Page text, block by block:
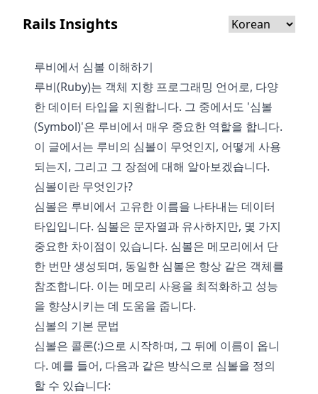
Rails Insights
루비에서 심볼 이해하기
루비(Ruby)는 객체 지향 프로그래밍 언어로, 다양
한 데이터 타입을 지원합니다. 그 중에서도 '심볼
(Symbol)'은 루비에서 매우 중요한 역할을 합니다.
이 글에서는 루비의 심볼이 무엇인지, 어떻게 사용
되는지, 그리고 그 장점에 대해 알아보겠습니다.
심볼이란 무엇인가?
심볼은 루비에서 고유한 이름을 나타내는 데이터
타입입니다. 심볼은 문자열과 유사하지만, 몇 가지
중요한 차이점이 있습니다. 심볼은 메모리에서 단
한 번만 생성되며, 동일한 심볼은 항상 같은 객체를
참조합니다. 이는 메모리 사용을 최적화하고 성능
을 향상시키는 데 도움을 줍니다.
심볼의 기본 문법
심볼은 콜론(:)으로 시작하며, 그 뒤에 이름이 옵니
다. 예를 들어, 다음과 같은 방식으로 심볼을 정의
할 수 있습니다: